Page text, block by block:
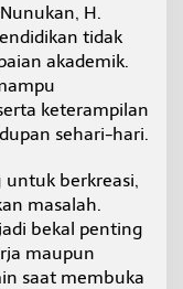
H.
tidak
akademik.
keterampilan
sehari-hari.
untuk berkreasi,
masalah.
bekal penting
maupun
saat membuka